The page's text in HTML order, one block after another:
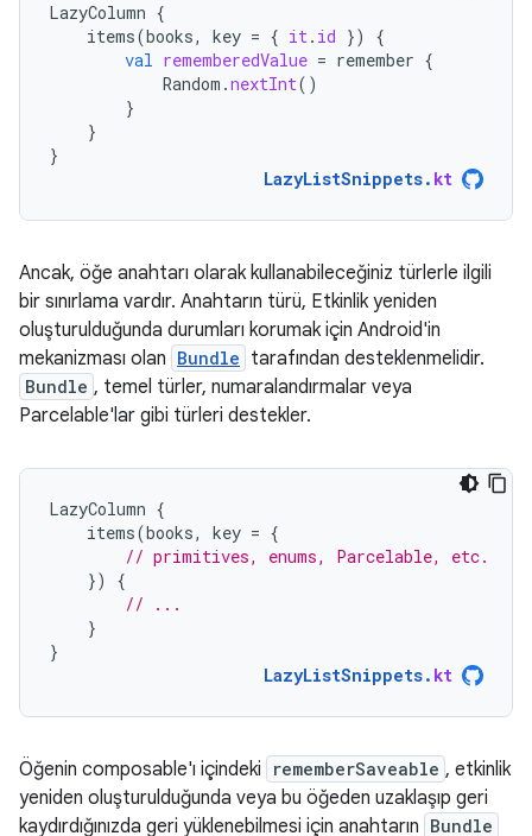
LazyColumn {
items(books, key = { it. id })
{
val rememberedValue = remember {
Random .nextInt()
}
}
}
LazyListSnippets. kt
Ancak, öğe anahtarı olarak kullanabileceğiniz türlerle ilgili
bir sınırlama vardır. Anahtarın türü, Etkinlik yeniden
oluşturulduğunda durumları korumak için Android'in
mekanizması olan Bundle tarafından desteklenmelidir.
Bundle , temel türler, numaralandırmalar veya
Parcelable'lar gibi türleri destekler.
LazyColumn {
items(books, key = {
// primitives, enums, Parcelable, etc.
})
{
// ...
}
}
LazyListSnippets. kt
Öğenin composable'ı içindeki rememberSaveable , etkinlik
yeniden oluşturulduğunda veya bu öğeden uzaklaşıp geri
kaydırdığınızda geri yüklenebilmesi için anahtarın Bundle